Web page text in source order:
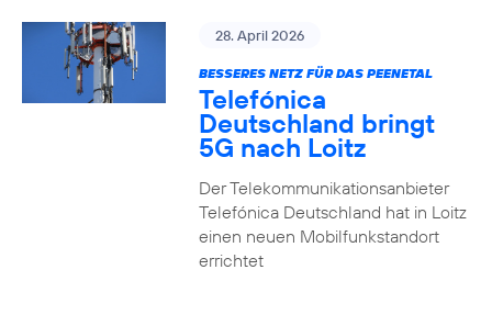
28. April 2026
BESSERES NETZ FÜR DAS PEENETAL
Telefónica
Deutschland bringt
5G nach Loitz
Der Telekommunikationsanbieter
Telefónica Deutschland hat in Loitz
einen neuen Mobilfunkstandort
errichtet